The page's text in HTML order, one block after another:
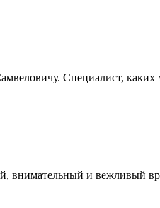
Специалист,
внимательный и вежливый